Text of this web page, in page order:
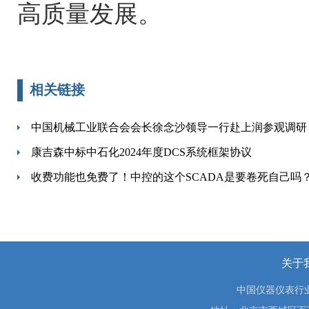
高质量发展。
相关链接
中国机械工业联合会会长徐念沙领导一行赴上润参观调研
康吉森中标中石化2024年度DCS系统框架协议
收费功能也免费了！中控的这个SCADA是要卷死自己吗
关于
中国仪器仪表